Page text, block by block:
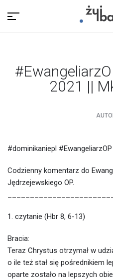
2021 ||
#dominikaniepl
Codzienny komentarz do
Jędrzejewskiego OP.
1. czytanie (Hbr 8, 6-13)
Bracia:
Teraz Chrystus otrzymał w
o ile też stał się pośrednikiem
oparte zostało na lepszych